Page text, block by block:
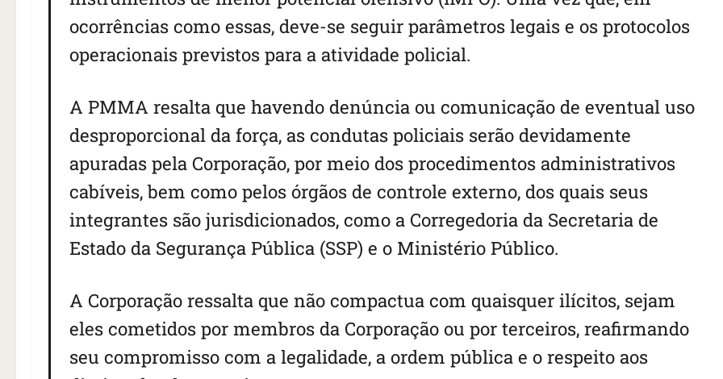
ocorrências como essas, deve-se seguir parâmetros legais e os protocolos
operacionais previstos para a atividade policial.
A PMMA resalta que havendo denúncia ou comunicação de eventual uso
desproporcional da força, as condutas policiais serão devidamente
apuradas pela Corporação, por meio dos procedimentos administrativos
cabíveis, bem como pelos órgãos de controle externo, dos quais seus
integrantes são jurisdicionados, como a Corregedoria da Secretaria de
Estado da Segurança Pública (SSP) e o Ministério Público.
A Corporação ressalta que não compactua com quaisquer ilícitos, sejam
eles cometidos por membros da Corporação ou por terceiros, reafirmando
seu compromisso com a legalidade, a ordem pública e o respeito aos